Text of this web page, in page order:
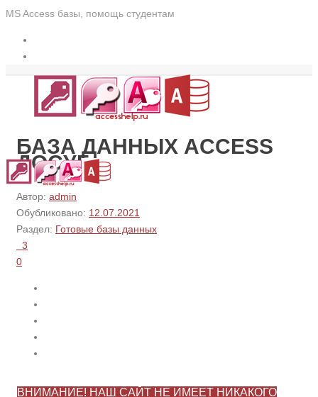
MS Access базы, помощь студентам
БАЗА ДАННЫХ ACCESS
ДОСУГ
Автор: admin
Обубликовано: 12.07.2021
Раздел: Готовые базы данных
3
0
ВНИМАНИЕ! НАШ САЙТ НЕ ИМЕЕТ НИКАКОГО